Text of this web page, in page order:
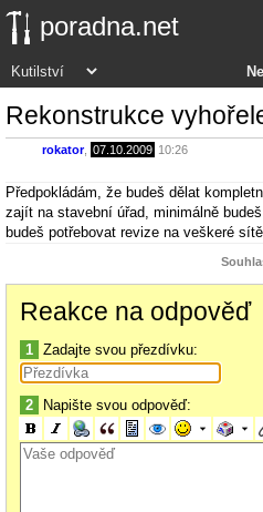
poradna.net
Rekonstrukce
rokator, 07.10.2009 10:26
Předpokládám, že budeš dělat
zajít na stavební úřad, minimálně
budeš potřebovat revize na veškeré sítě.
Reakce na odpověď
1 Zadajte svou přezdívku:
2 Napište svou odpověď: